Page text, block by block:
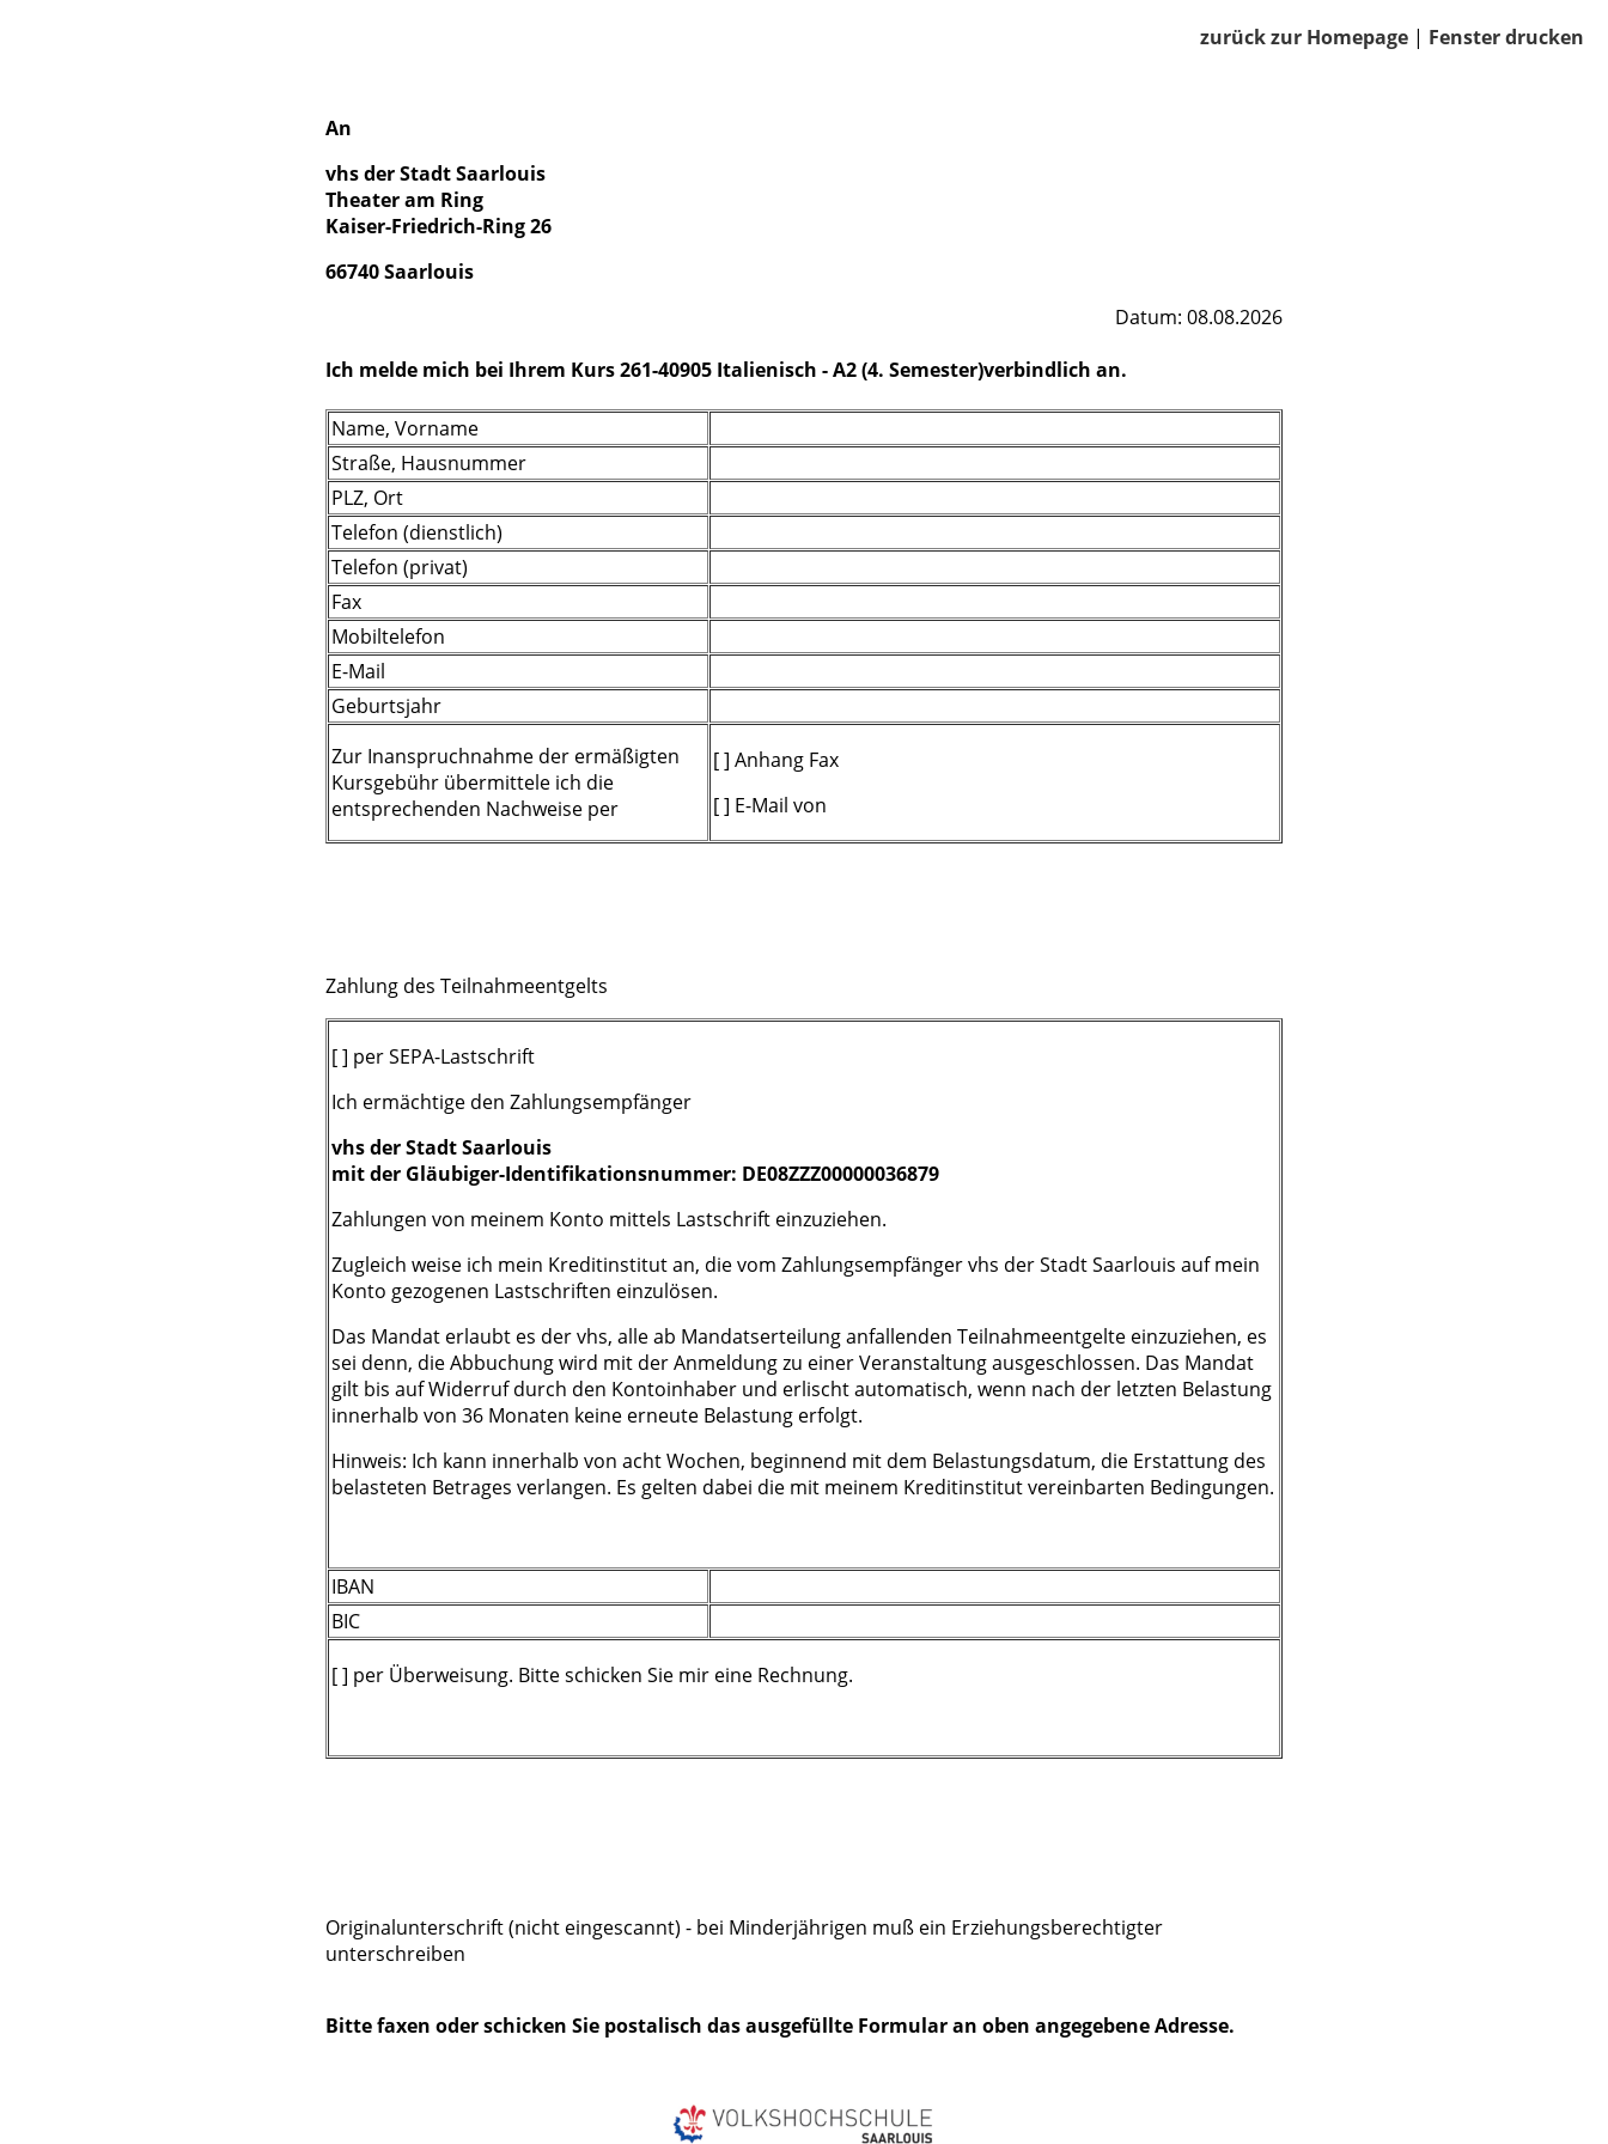
zurück zur Homepage | Fenster drucken
An
vhs der Stadt Saarlouis
Theater am Ring
Kaiser-Friedrich-Ring 26
66740 Saarlouis
Datum: 08.08.2026
Ich melde mich bei Ihrem Kurs 261-40905 Italienisch - A2 (4. Semester)verbindlich an.
Name, Vorname
Straße, Hausnummer
PLZ, Ort
Telefon (dienstlich)
Telefon (privat)
Fax
Mobiltelefon
E-Mail
Geburtsjahr
Zur Inanspruchnahme der ermäßigten
Kursgebühr übermittele ich die
entsprechenden Nachweise per
[ ] Anhang Fax
[ ] E-Mail von
Zahlung des Teilnahmeentgelts
[ ] per SEPA-Lastschrift
Ich ermächtige den Zahlungsempfänger
vhs der Stadt Saarlouis
mit der Gläubiger-Identifikationsnummer: DE08ZZZ00000036879
Zahlungen von meinem Konto mittels Lastschrift einzuziehen.
Zugleich weise ich mein Kreditinstitut an, die vom Zahlungsempfänger vhs der Stadt Saarlouis auf mein
Konto gezogenen Lastschriften einzulösen.
Das Mandat erlaubt es der vhs, alle ab Mandatserteilung anfallenden Teilnahmeentgelte einzuziehen, es
sei denn, die Abbuchung wird mit der Anmeldung zu einer Veranstaltung ausgeschlossen. Das Mandat
gilt bis auf Widerruf durch den Kontoinhaber und erlischt automatisch, wenn nach der letzten Belastung
innerhalb von 36 Monaten keine erneute Belastung erfolgt.
Hinweis: Ich kann innerhalb von acht Wochen, beginnend mit dem Belastungsdatum, die Erstattung des
belasteten Betrages verlangen. Es gelten dabei die mit meinem Kreditinstitut vereinbarten Bedingungen.
IBAN
BIC
[ ] per Überweisung. Bitte schicken Sie mir eine Rechnung.
Originalunterschrift (nicht eingescannt) - bei Minderjährigen muß ein Erziehungsberechtigter
unterschreiben
Bitte faxen oder schicken Sie postalisch das ausgefüllte Formular an oben angegebene Adresse.